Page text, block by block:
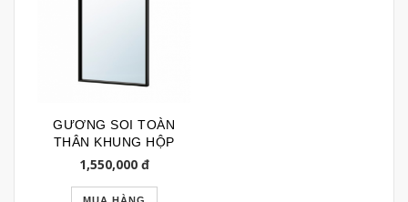
GƯƠNG SOI TOÀN
THÂN KHUNG HỘP
ĐEN GSTT199
1,550,000đ